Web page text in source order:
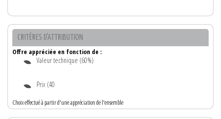
CRITÈRES D'ATTRIBUTION
Offre appréciée en fonction de :
Valeur technique (60%)
Prix (40
Choix effectué à partir d'une appréciation de l'ensemble